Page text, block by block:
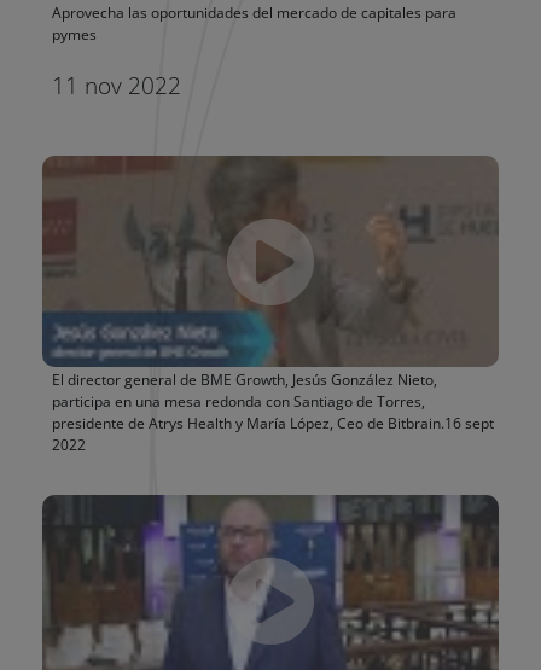
Aprovecha las oportunidades del mercado de capitales para
pymes
11 nov 2022
El director general de BME Growth, Jesús González Nieto,
participa en una mesa redonda con Santiago de Torres,
presidente de Atrys Health y María López, Ceo de Bitbrain.16 sept
2022